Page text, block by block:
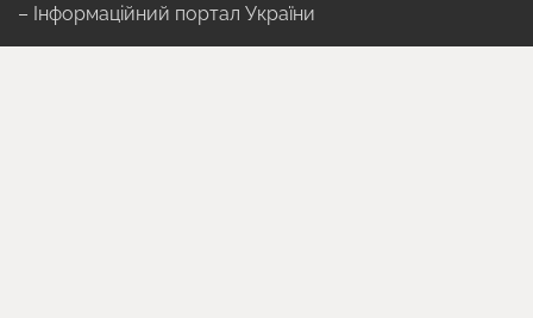
– Інформаційний портал України